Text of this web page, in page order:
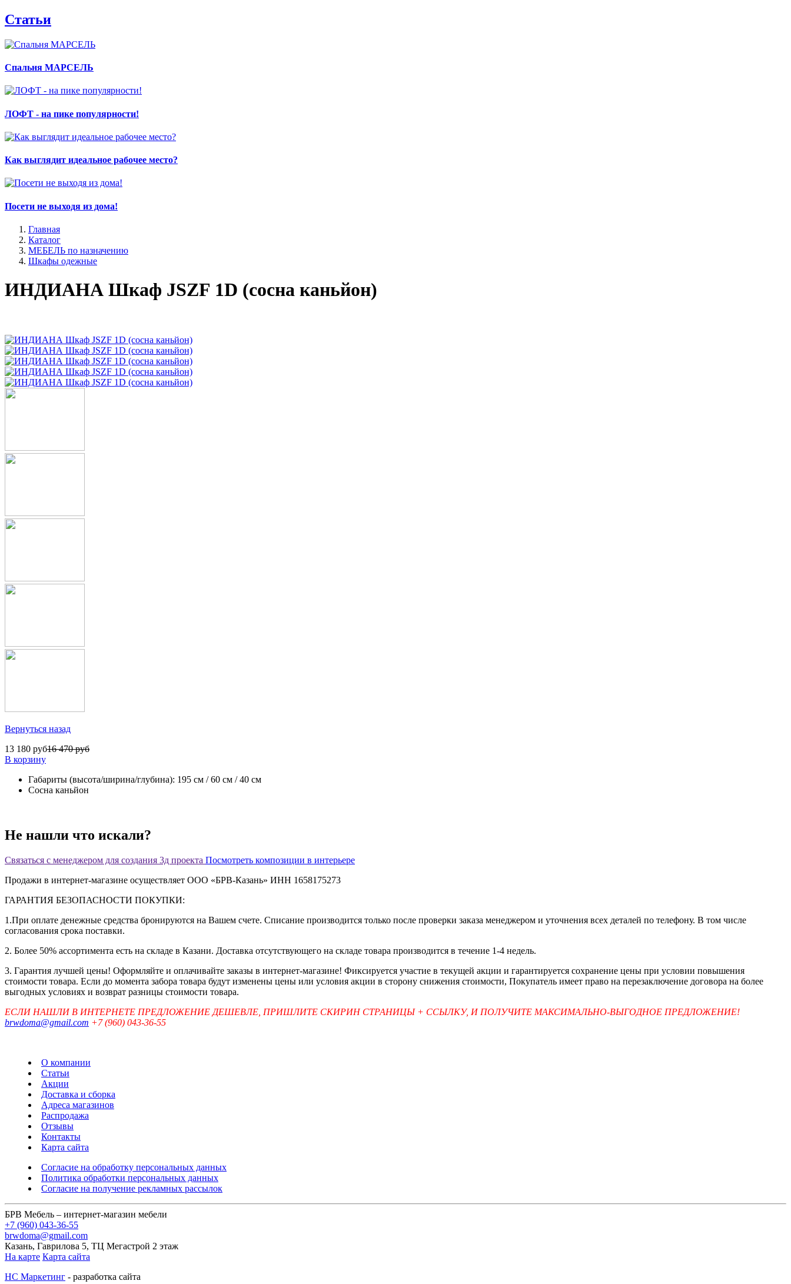
Статьи
Спальня МАРСЕЛЬ
ЛОФТ - на пике популярности!
Как выглядит идеальное рабочее место?
Посети не выходя из дома!
Главная
Каталог
МЕБЕЛЬ по назначению
Шкафы одежные
ИНДИАНА Шкаф JSZF 1D (сосна каньйон)
Вернуться назад
13 180 руб16 470 руб
В корзину
Габариты (высота/ширина/глубина): 195 см / 60 см / 40 см
Сосна каньйон
Не нашли что искали?
Связаться с менеджером для создания 3д проекта Посмотреть композиции в интерьере
Продажи в интернет-магазине осуществляет ООО «БРВ-Казань» ИНН 1658175273
ГАРАНТИЯ БЕЗОПАСНОСТИ ПОКУПКИ:
1.При оплате денежные средства бронируются на Вашем счете. Списание производится только после проверки заказа менеджером и уточнения всех деталей по телефону. В том числе
согласования срока поставки.
2. Более 50% ассортимента есть на складе в Казани. Доставка отсутствующего на складе товара производится в течение 1-4 недель.
3. Гарантия лучшей цены! Оформляйте и оплачивайте заказы в интернет-магазине! Фиксируется участие в текущей акции и гарантируется сохранение цены при условии повышения
стоимости товара. Если до момента забора товара будут изменены цены или условия акции в сторону снижения стоимости, Покупатель имеет право на перезаключение договора на более
выгодных условиях и возврат разницы стоимости товара.
ЕСЛИ НАШЛИ В ИНТЕРНЕТЕ ПРЕДЛОЖЕНИЕ ДЕШЕВЛЕ, ПРИШЛИТЕ СКИРИН СТРАНИЦЫ + ССЫЛКУ, И ПОЛУЧИТЕ МАКСИМАЛЬНО-ВЫГОДНОЕ ПРЕДЛОЖЕНИЕ!
brwdoma@gmail.com +7 (960) 043-36-55
О компании
Статьи
Акции
Доставка и сборка
Адреса магазинов
Распродажа
Отзывы
Контакты
Карта сайта
Согласие на обработку персональных данных
Политика обработки персональных данных
Согласие на получение рекламных рассылок
БРВ Мебель – интернет-магазин мебели
+7 (960) 043-36-55
brwdoma@gmail.com
Казань, Гаврилова 5, ТЦ Мегастрой 2 этаж
На карте Карта сайта
НС Маркетинг - разработка сайта